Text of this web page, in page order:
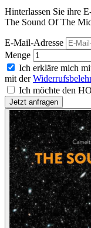
Hinterlassen Sie ihre
The Sound Of The
E-Mail-Adresse
Menge
Ich erkläre mich
mit der
Ich möchte den